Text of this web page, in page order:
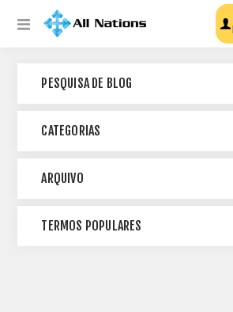
PESQUISA DE BLOG
CATEGORIAS
ARQUIVO
TERMOS POPULARES